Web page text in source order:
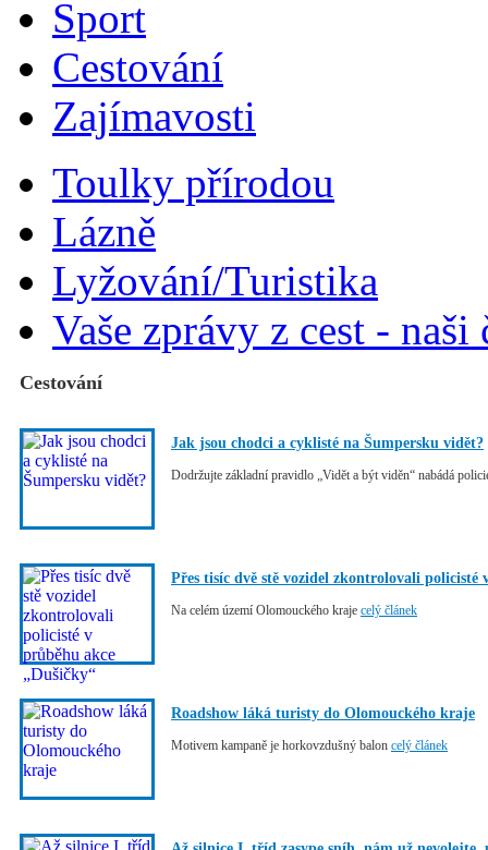
Sport
Cestování
Zajímavosti
Toulky přírodou
Lázně
Lyžování/Turistika
Vaše zprávy z cest -
Cestování
Jak jsou chodci a cyklisté na Šumpersku vidět?
Dodržujte základní pravidlo „Vidět a být viděn“ nabádá
Přes tisíc dvě stě vozidel zkontrolovali policisté
Na celém území Olomouckého kraje celý článek
Roadshow láká turisty do Olomouckého kraje
Motivem kampaně je horkovzdušný balon celý článek